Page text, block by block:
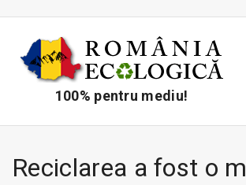
100% pentru mediu!
Reciclarea a fost o